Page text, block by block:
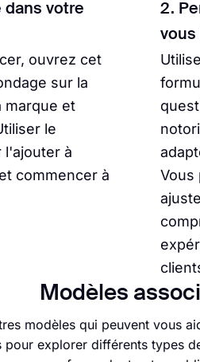
dans votre
ouvrez cet
sur la
marque et
le
l'ajouter à
commencer à
2.
vous
Vous
Modèles
modèles qui peuvent vous
pour explorer différents types